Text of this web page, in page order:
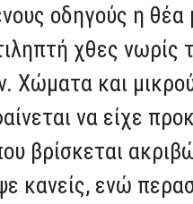
οδηγούς η θέα
χθες νωρίς
Χώματα και
να είχε
βρίσκεται
κανείς, ενώ